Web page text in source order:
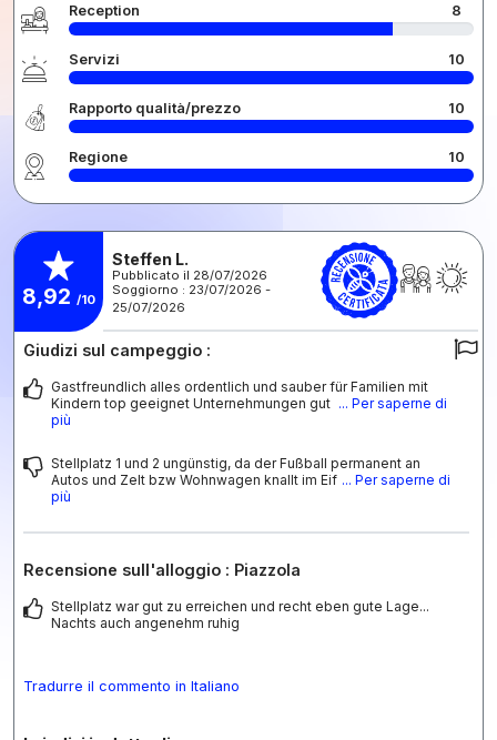
Reception 8
Servizi 10
Rapporto qualità/prezzo 10
Regione 10
8,92 /10
Steffen L.
Pubblicato il 28/07/2026
Soggiorno : 23/07/2026 -
25/07/2026
Giudizi sul campeggio :
Gastfreundlich alles ordentlich und sauber für Familien mit
Kindern top geeignet Unternehmungen gut ... Per saperne di
più
Stellplatz 1 und 2 ungünstig, da der Fußball permanent an
Autos und Zelt bzw Wohnwagen knallt im Eif ... Per saperne di
più
Recensione sull'alloggio : Piazzola
Stellplatz war gut zu erreichen und recht eben gute Lage...
Nachts auch angenehm ruhig
Tradurre il commento in Italiano